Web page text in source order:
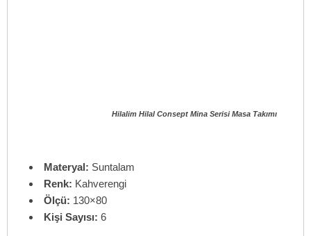
Hilalim Hilal Consept Mina Serisi Masa Takımı
Materyal: Suntalam
Renk: Kahverengi
Ölçü: 130×80
Kişi Sayısı: 6